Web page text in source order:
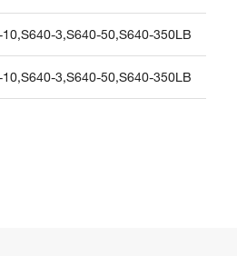
10,S640-3,S640-50,S640-350LB
10,S640-3,S640-50,S640-350LB